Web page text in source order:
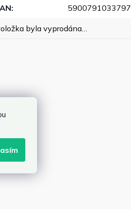
: 5900791033797
byla vyprodána…